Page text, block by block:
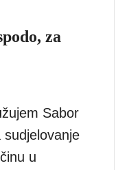
za
Sabor
sudjelovanje
u